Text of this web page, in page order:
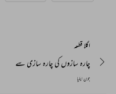
اگلا قطعہ
چارہ سازوں کی چارہ سازی سے
جون ایلیا